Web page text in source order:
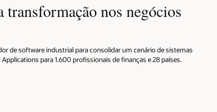
nos negócios
de software industrial para consolidar um cenário de sistemas
para 1.600 profissionais de finanças e 28 países.